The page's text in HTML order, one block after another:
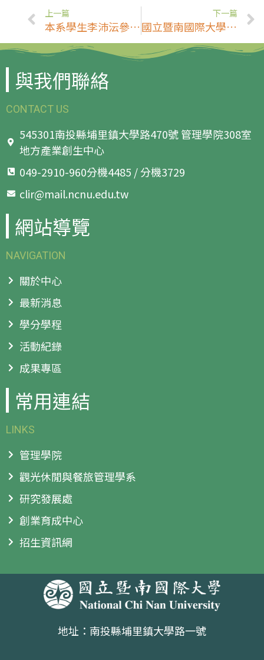
上一篇
本系學生李沛沄參加112年11月10日「第四屆崑山盃全國咖啡競賽」杯測賽不分組，榮獲殿軍！
下一篇
國立暨南國際大學管理學院USR計畫誠徵專任助理
與我們聯絡
CONTACT US
545301南投縣埔里鎮大學路470號 管理學院308室
地方產業創生中心
049-2910-960分機4485 / 分機3729
clir@mail.ncnu.edu.tw
網站導覽
NAVIGATION
關於中心
最新消息
學分學程
活動紀錄
成果專區
常用連結
LINKS
管理學院
觀光休閒與餐旅管理學系
研究發展處
創業育成中心
招生資訊網
地址：南投縣埔里鎮大學路一號